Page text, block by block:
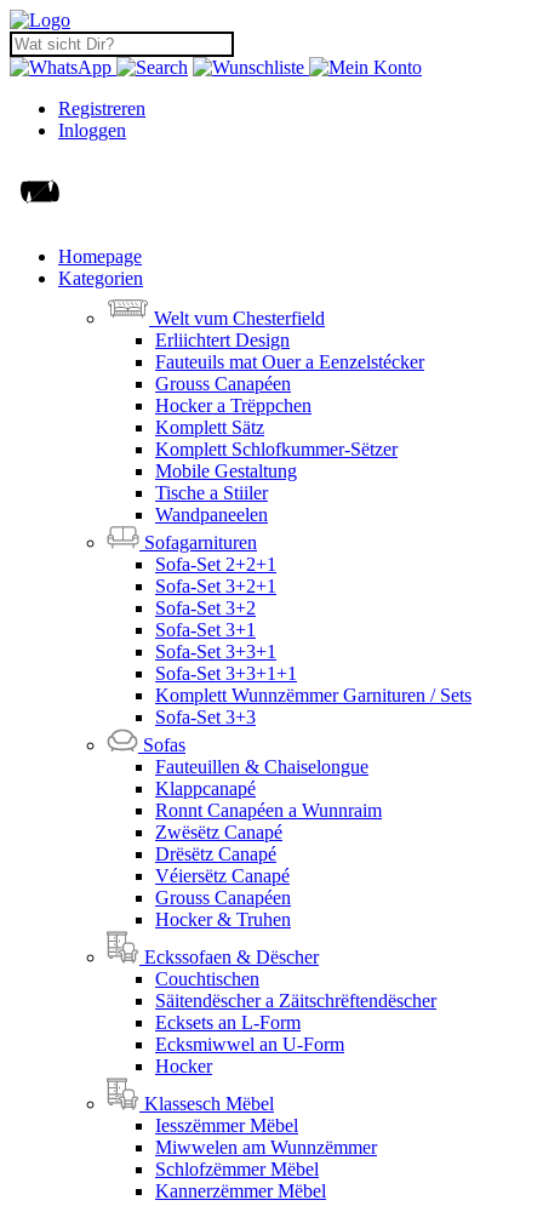
Registreren
Inloggen
Homepage
Kategorien
Welt vum Chesterfield
Erliichtert Design
Fauteuils mat Ouer a Eenzelstécker
Grouss Canapéen
Hocker a Trëppchen
Komplett Sätz
Komplett Schlofkummer-Sëtzer
Mobile Gestaltung
Tische a Stiiler
Wandpaneelen
Sofagarnituren
Sofa-Set 2+2+1
Sofa-Set 3+2+1
Sofa-Set 3+2
Sofa-Set 3+1
Sofa-Set 3+3+1
Sofa-Set 3+3+1+1
Komplett Wunnzëmmer Garnituren / Sets
Sofa-Set 3+3
Sofas
Fauteuillen & Chaiselongue
Klappcanapé
Ronnt Canapéen a Wunnraim
Zwësëtz Canapé
Drësëtz Canapé
Véiersëtz Canapé
Grouss Canapéen
Hocker & Truhen
Eckssofaen & Dëscher
Couchtischen
Säitendëscher a Zäitschrëftendëscher
Ecksets an L-Form
Ecksmiwwel an U-Form
Hocker
Klassesch Mëbel
Iesszëmmer Mëbel
Miwwelen am Wunnzëmmer
Schlofzëmmer Mëbel
Kannerzëmmer Mëbel